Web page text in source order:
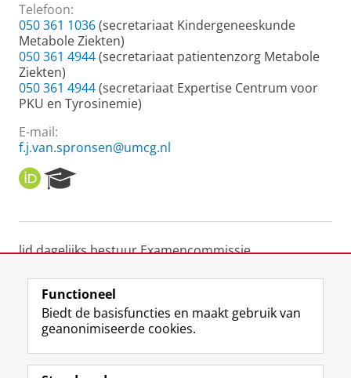
Telefoon:
050 361 1036(secretariaat Kindergeneeskunde
Metabole Ziekten)
050 361 4944(secretariaat patientenzorg Metabole
Ziekten)
050 361 4944(secretariaat Expertise Centrum voor
PKU en Tyrosinemie)
E-mail:
f.j.van.spronsen@umcg.nl
O
R
I
e
r
h
P
o
r
a
lid dagelijks bestuur Examencommissie
Laatst gewijzigd: 25 juni 2022 01:22
Volg de RUG
F
a
L
i
R
S
I
n
Y
o
Functioneel
Biedt de basisfuncties en maakt gebruik van
geanonimiseerde cookies.